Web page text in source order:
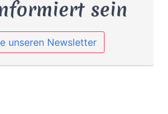
sein
unseren Newsletter